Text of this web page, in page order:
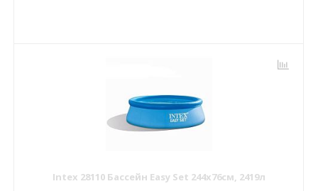
Intex 28110 Бассейн Easy Set 244х76см, 2419л